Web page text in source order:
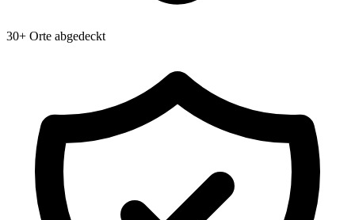
30+ Orte abgedeckt